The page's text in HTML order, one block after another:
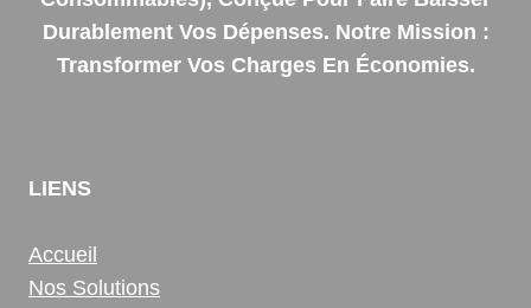
Durablement Vos Dépenses. Notre Mission :
Transformer Vos Charges En Économies.
LIENS
Accueil
Nos Solutions